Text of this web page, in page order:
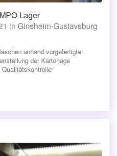
Lager
in Ginsheim-Gustavsburg
anhand vorgefertigter
der Kartonage